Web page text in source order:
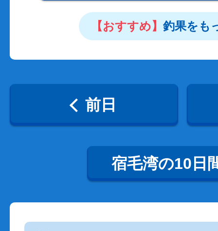
【おすすめ】 釣果をも
前日
宿毛湾の10日